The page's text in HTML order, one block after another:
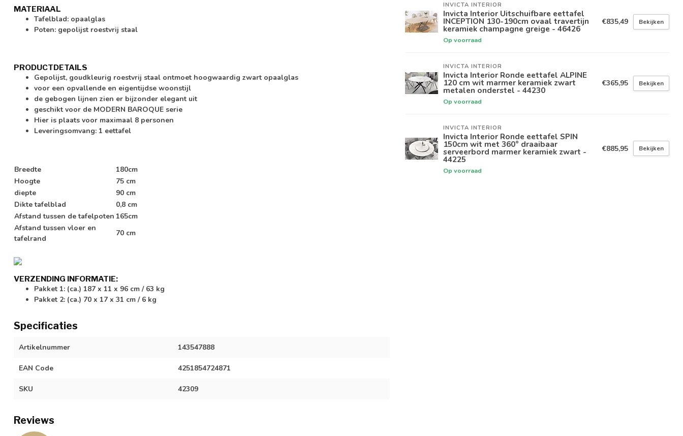
MATERIAAL
Tafelblad: opaalglas
Poten: gepolijst roestvrij staal
PRODUCTDETAILS
Gepolijst, goudkleurig roestvrij staal ontmoet hoogwaardig zwart opaalglas
voor een opvallende en eigentijdse woonstijl
de gebogen lijnen zien er bijzonder elegant uit
geschikt voor de MODERN BAROQUE serie
Hier is plaats voor maximaal 8 personen
Leveringsomvang: 1 eettafel
Breedte
180cm
Hoogte
75 cm
diepte
90 cm
Dikte tafelblad
0,8 cm
Afstand tussen de tafelpoten 165cm
Afstand tussen vloer en
tafelrand
70 cm
VERZENDING INFORMATIE:
Pakket 1: (ca.) 187 x 11 x 96 cm / 63 kg
Pakket 2: (ca.) 70 x 17 x 31 cm / 6 kg
Specificaties
Artikelnummer 143547888
EAN Code 4251854724871
SKU 42309
Reviews
INVICTA INTERIOR
Invicta Interior Uitschuifbare eettafel
INCEPTION 130-190cm ovaal travertijn
keramiek champagne greige - 46426
Op voorraad
€835,49 Bekijken
INVICTA INTERIOR
Invicta Interior Ronde eettafel ALPINE
120 cm wit marmer keramiek zwart
metalen onderstel - 44230
Op voorraad
€365,95 Bekijken
INVICTA INTERIOR
Invicta Interior Ronde eettafel SPIN
150cm wit met 360° draaibaar
serveerbord marmer keramiek zwart -
44225
Op voorraad
€885,95 Bekijken